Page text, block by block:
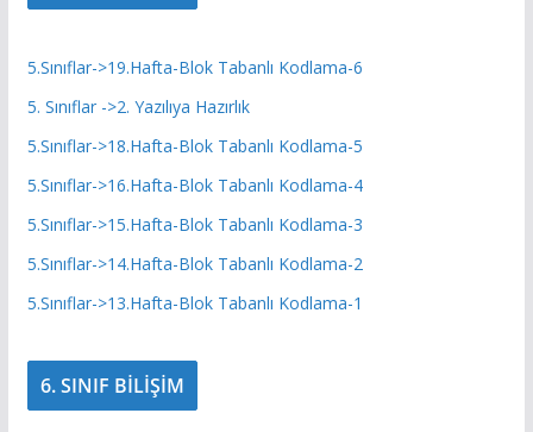
5.Sınıflar->19.Hafta-Blok Tabanlı Kodlama-6
5. Sınıflar ->2. Yazılıya Hazırlık
5.Sınıflar->18.Hafta-Blok Tabanlı Kodlama-5
5.Sınıflar->16.Hafta-Blok Tabanlı Kodlama-4
5.Sınıflar->15.Hafta-Blok Tabanlı Kodlama-3
5.Sınıflar->14.Hafta-Blok Tabanlı Kodlama-2
5.Sınıflar->13.Hafta-Blok Tabanlı Kodlama-1
6. SINIF BİLİŞİM